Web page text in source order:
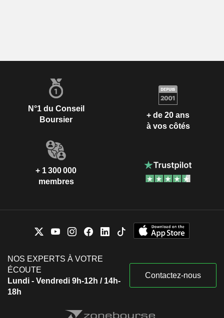
N°1 du Conseil
Boursier
+ de 20 ans
à vos côtés
+ 1 300 000
membres
NOS EXPERTS À VOTRE
ÉCOUTE
Lundi - Vendredi 9h-12h / 14h-
18h
Contactez-nous